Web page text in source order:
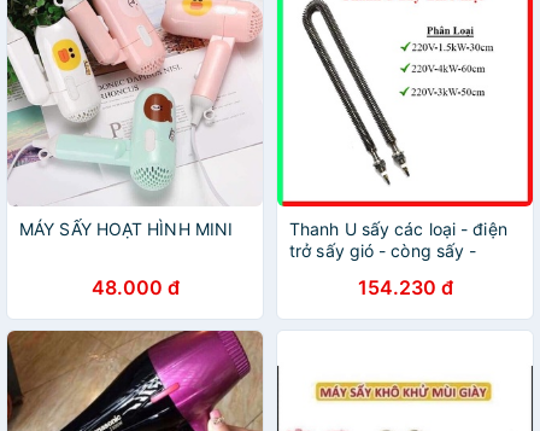
MÁY SẤY HOẠT HÌNH MINI
48.000 đ
Thanh U sấy các loại - điện
trở sấy gió - còng sấy -
154.230 đ